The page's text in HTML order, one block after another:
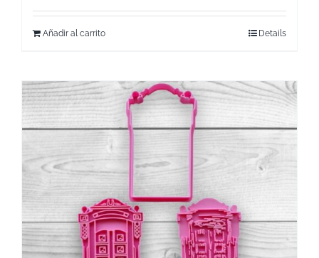
Añadir al carrito Details